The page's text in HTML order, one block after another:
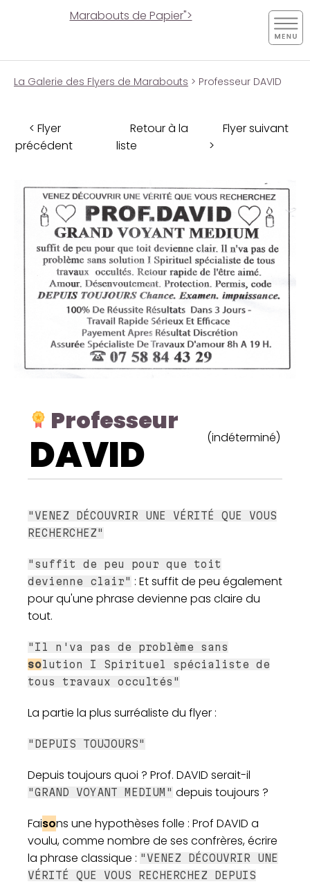
Marabouts de Papier">
La Galerie des Flyers de Marabouts > Professeur DAVID
< Flyer
précédent
Retour à la
liste
Flyer suivant
>
Professeur
DAVID (indéterminé)
"VENEZ DÉCOUVRIR UNE VÉRITÉ QUE VOUS
RECHERCHEZ"
"suffit de peu pour que toit
devienne clair" : Et suffit de peu également
pour qu'une phrase devienne pas claire du
tout.
"Il n'va pas de problème sans
solution I Spirituel spécialiste de
tous travaux occultés"
La partie la plus surréaliste du flyer :
"DEPUIS TOUJOURS"
Depuis toujours quoi ? Prof. DAVID serait-il
"GRAND VOYANT MEDIUM" depuis toujours ?
Faisons une hypothèses folle : Prof DAVID a
voulu, comme nombre de ses confrères, écrire
la phrase classique : "VENEZ DÉCOUVRIR UNE
VÉRITÉ QUE VOUS RECHERCHEZ DEPUIS